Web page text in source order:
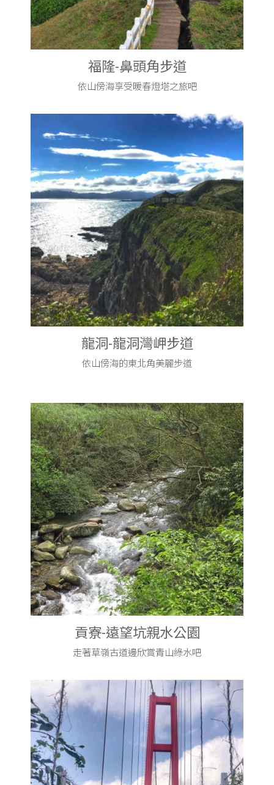
福隆-鼻頭角步道
依山傍海享受暖春燈塔之旅吧
龍洞-龍洞灣岬步道
依山傍海的東北角美麗步道
貢寮-遠望坑親水公園
走著草嶺古道邊欣賞青山綠水吧